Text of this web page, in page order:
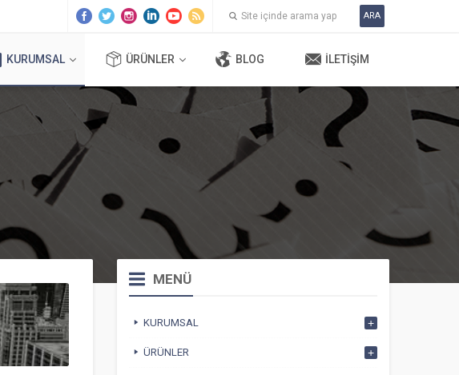
ARA
KURUMSAL ÜRÜNLER BLOG İLETIŞIM
MENÜ
KURUMSAL
ÜRÜNLER